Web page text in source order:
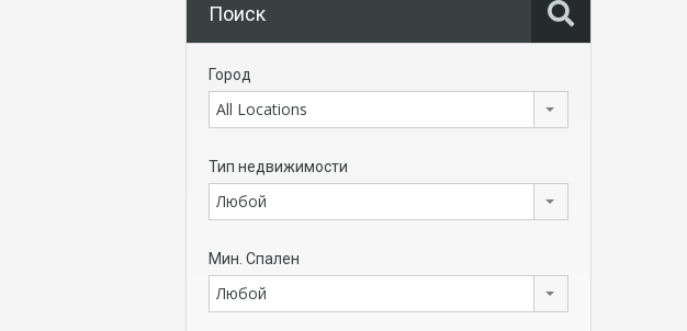
Поиск
Город
All Locations
Тип недвижимости
Любой
Мин. Спален
Любой